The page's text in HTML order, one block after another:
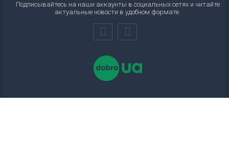
Подписывайтесь на наши аккаунты в социальных сетях и читайте
актуальные новости в удобном формате.